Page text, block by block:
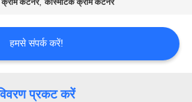
क्रीम कंटेनर कॉस्मेटिक क्रीम कंटेनर
हमसे संपर्क करें!
प्रकट करें